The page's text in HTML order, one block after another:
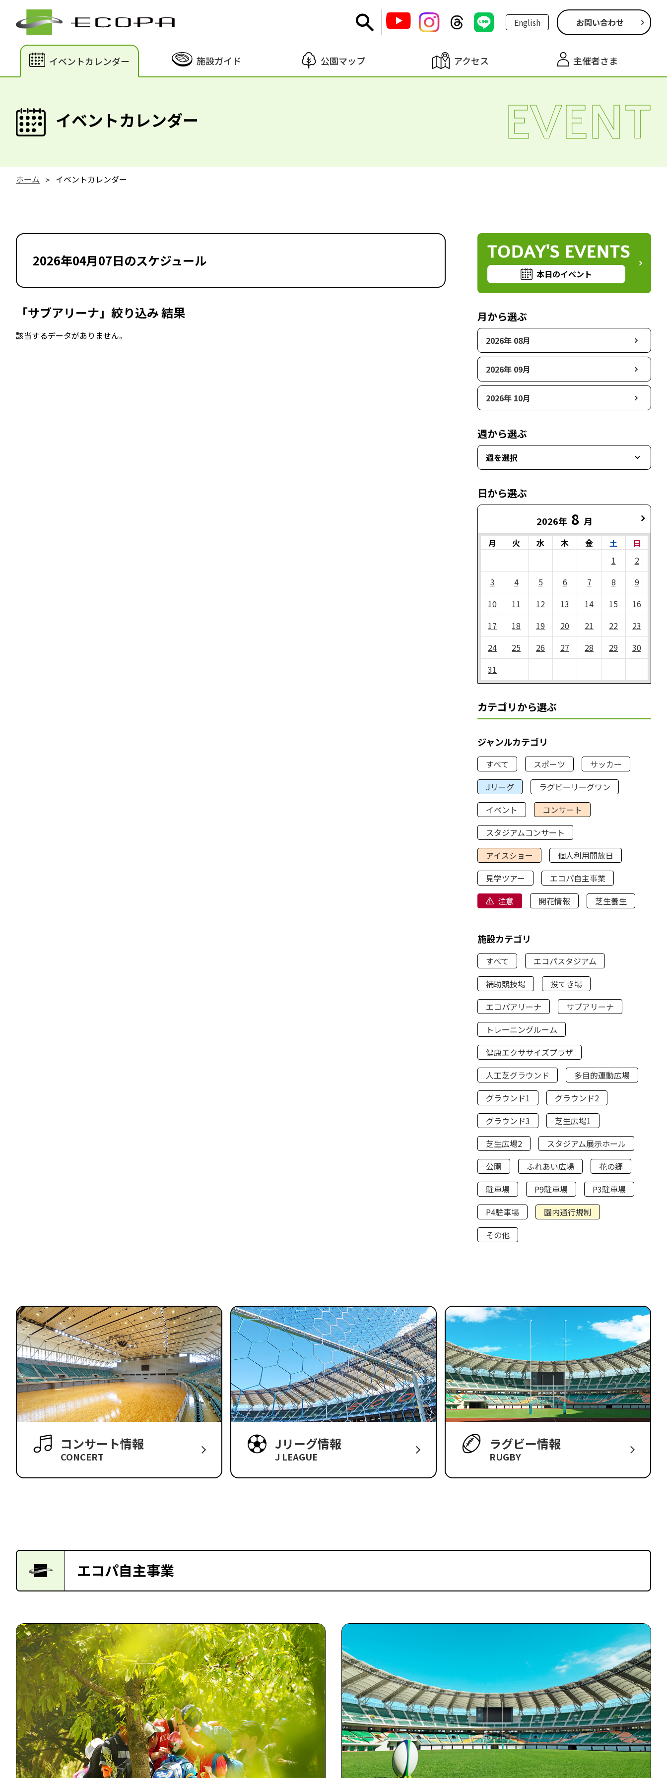
English お問い合わせ
イベントカレンダー 施設ガイド 公園マップ アクセス 主催者さま
イベントカレンダー EVENT
ホーム イベントカレンダー
2026年04月07日のスケジュール
「サブアリーナ」絞り込み 結果
該当するデータがありません。
TODAY'S EVENTS
本日のイベント
月から選ぶ
2026年 08月
2026年 09月
2026年 10月
週から選ぶ
週を選択
日から選ぶ
2026年 8 月
月 火 水 木 金 土
日
1
2
3
4 5 6 7 8
9
10
11 12 13 14 15
16
17
18 19 20 21 22
23
24
25 26 27 28 29
30
31
カテゴリから選ぶ
ジャンルカテゴリ
すべて スポーツ
サッカー
Jリーグ
ラグビーリーグワン
イベント
コンサート
スタジアムコンサート
アイスショー
個人利用開放日
見学ツアー
エコパ自主事業
注意
開花情報 芝生養生
施設カテゴリ
すべて
エコパスタジアム
補助競技場
投てき場
エコパアリーナ
サブアリーナ
トレーニングルーム
健康エクササイズプラザ
人工芝グラウンド
多目的運動広場
グラウンド1
グラウンド2
グラウンド3
芝生広場1
芝生広場2
スタジアム展示ホール
公園
ふれあい広場
花の郷
駐車場
P9駐車場
P3駐車場
P4駐車場
園内通行規制
その他
コンサート情報
CONCERT
Jリーグ情報
J LEAGUE
ラグビー情報
RUGBY
エコパ自主事業